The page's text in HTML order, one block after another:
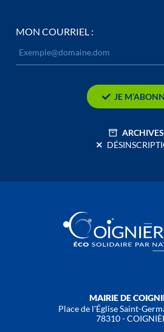
MON COURRIEL :
JE
ARCHIVES
MAIRIE DE
Place de l'Église Saint-
78310 -